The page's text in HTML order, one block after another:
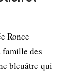
Ronce
famille des
bleuâtre qui